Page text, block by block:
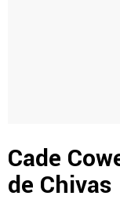
Cade
de Chivas